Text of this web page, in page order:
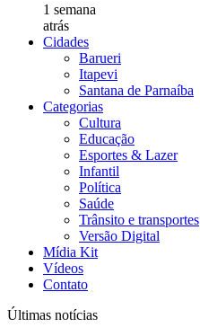
1 semana
atrás
Cidades
Barueri
Itapevi
Santana de Parnaíba
Categorias
Cultura
Educação
Esportes & Lazer
Infantil
Política
Saúde
Trânsito e transportes
Versão Digital
Mídia Kit
Vídeos
Contato
Últimas notícias